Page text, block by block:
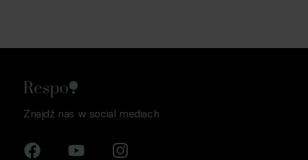
Znajdź nas w social mediach